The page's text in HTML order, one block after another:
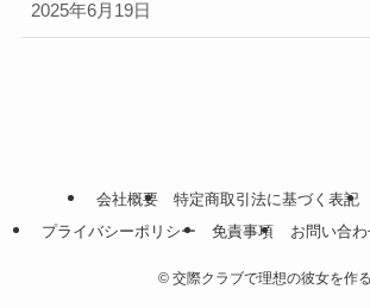
2025年6月19日
会社概要 特定商取引法に基づく表記
プライバシーポリシー
免責事項 お問い合
©交際クラブで理想の彼女を作る.